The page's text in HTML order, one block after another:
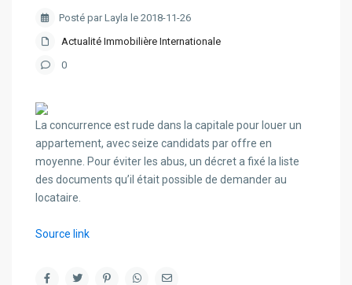
Posté par Layla le 2018-11-26
Actualité Immobilière Internationale
0
La concurrence est rude dans la capitale pour louer un
appartement, avec seize candidats par offre en
moyenne. Pour éviter les abus, un décret a fixé la liste
des documents qu’il était possible de demander au
locataire.
Source link